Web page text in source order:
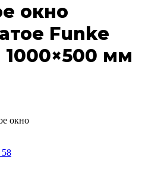
окно
Funke
мм
окно
58